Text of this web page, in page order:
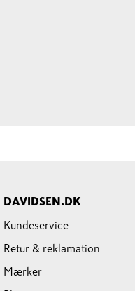
DAVIDSEN.DK
Kundeservice
Retur & reklamation
Mærker